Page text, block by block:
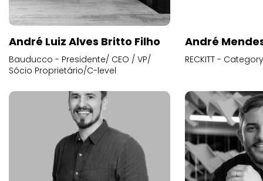
André Luiz Alves Britto Filho
Bauducco - Presidente/ CEO / VP/
Sócio Proprietário/C-level
RECKITT -